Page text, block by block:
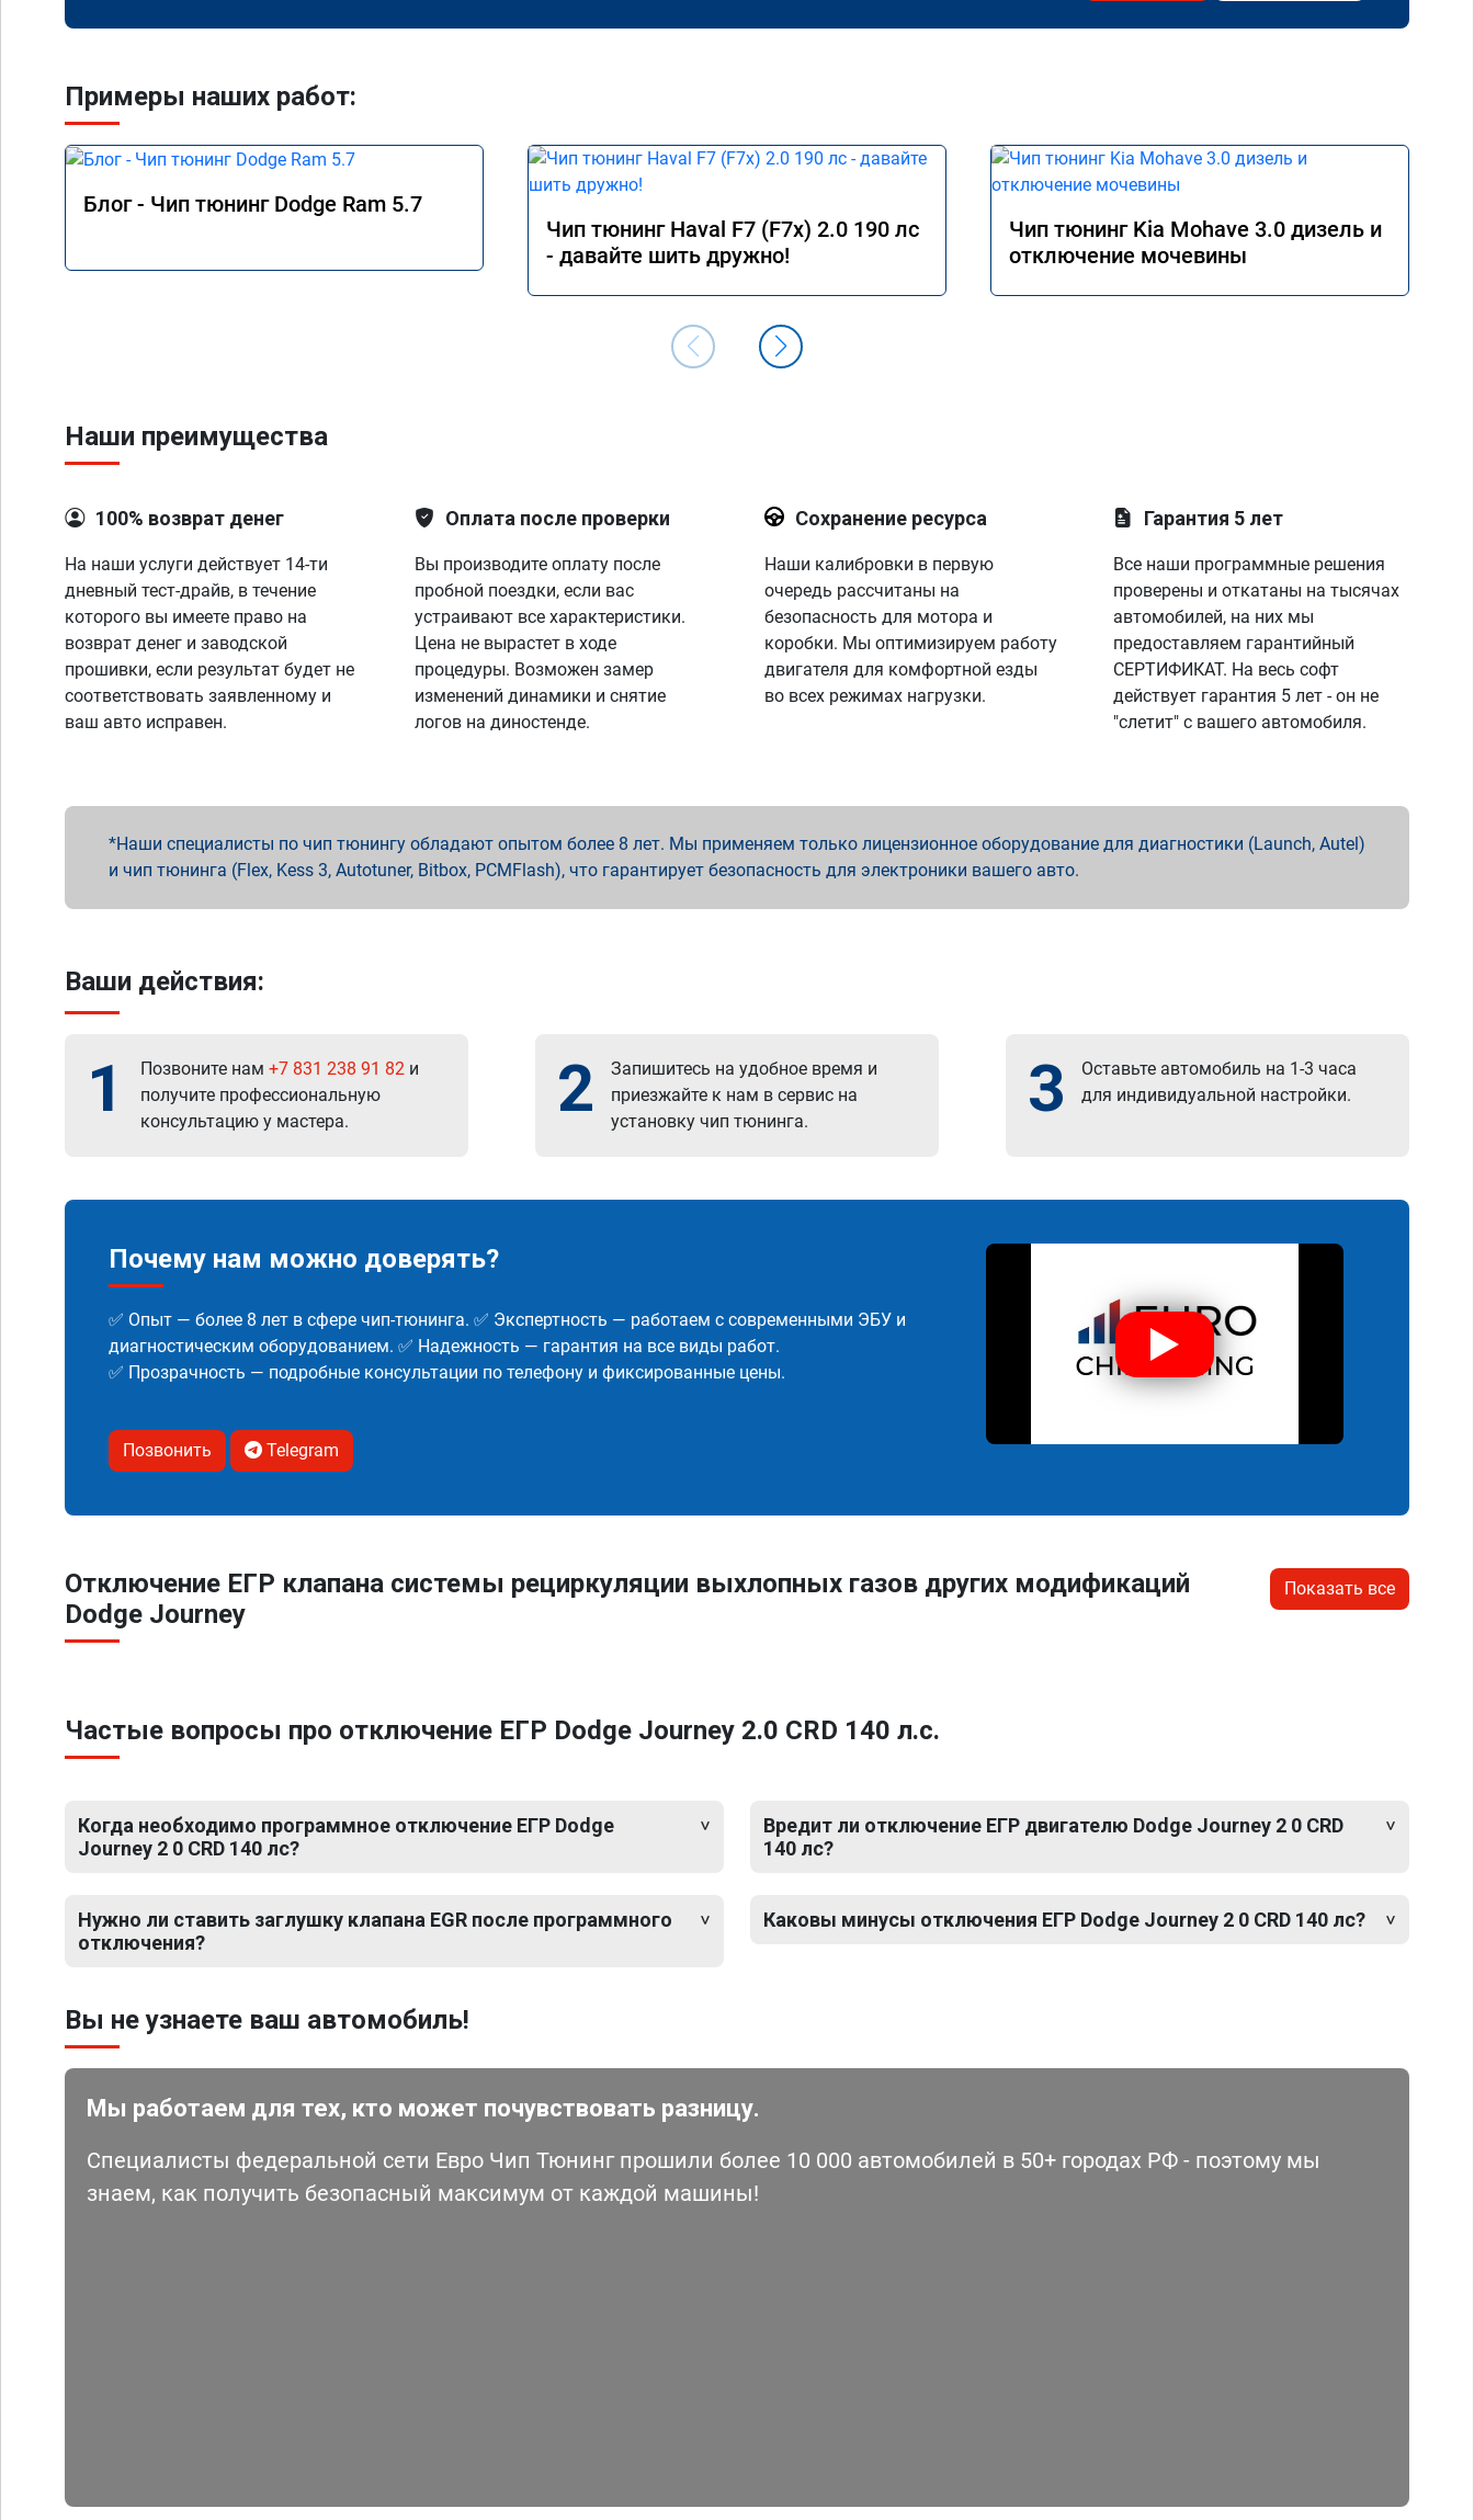
Примеры наших работ:
Блог - Чип тюнинг Dodge Ram 5.7
Чип тюнинг Haval F7 (F7x) 2.0 190 лс
- давайте шить дружно!
Чип тюнинг Kia Mohave 3.0 дизель и
отключение мочевины
Наши преимущества
100% возврат денег
На наши услуги действует 14-ти
дневный тест-драйв, в течение
которого вы имеете право на
возврат денег и заводской
прошивки, если результат будет не
соответствовать заявленному и
ваш авто исправен.
Оплата после проверки
Вы производите оплату после
пробной поездки, если вас
устраивают все характеристики.
Цена не вырастет в ходе
процедуры. Возможен замер
изменений динамики и снятие
логов на диностенде.
Сохранение ресурса
Наши калибровки в первую
очередь рассчитаны на
безопасность для мотора и
коробки. Мы оптимизируем работу
двигателя для комфортной езды
во всех режимах нагрузки.
Гарантия 5 лет
Все наши программные решения
проверены и откатаны на тысячах
автомобилей, на них мы
предоставляем гарантийный
СЕРТИФИКАТ. На весь софт
действует гарантия 5 лет - он не
"слетит" с вашего автомобиля.
Наши специалисты по чип тюнингу обладают опытом более 8 лет. Мы применяем только лицензионное оборудование для диагностики (Launch, Autel)
и чип тюнинга (Flex, Kess 3, Autotuner, Bitbox, PCMFlash), что гарантирует безопасность для электроники вашего авто.
Ваши действия:
1 Позвоните нам +7 831 238 91 82 и
получите профессиональную
консультацию у мастера.
2
Запишитесь на удобное время и
приезжайте к нам в сервис на
установку чип тюнинга.
3
Оставьте автомобиль на 1-3 часа
для индивидуальной настройки.
Почему нам можно доверять?
✅ Опыт — более 8 лет в сфере чип-тюнинга. ✅ Экспертность — работаем с современными ЭБУ и
диагностическим оборудованием. ✅ Надежность — гарантия на все виды работ.
✅ Прозрачность — подробные консультации по телефону и фиксированные цены.
Позвонить Telegram
Отключение ЕГР клапана системы рециркуляции выхлопных газов других модификаций
Dodge Journey
Показать все
Частые вопросы про отключение ЕГР Dodge Journey 2.0 CRD 140 л.с.
Когда необходимо программное отключение ЕГР Dodge
Journey 2 0 CRD 140 лс?
Нужно ли ставить заглушку клапана EGR после программного
отключения?
Вредит ли отключение ЕГР двигателю Dodge Journey 2 0 CRD
140 лс?
Каковы минусы отключения ЕГР Dodge Journey 2 0 CRD 140 лс?
Вы не узнаете ваш автомобиль!
Мы работаем для тех, кто может почувствовать разницу.
Специалисты федеральной сети Евро Чип Тюнинг прошили более 10 000 автомобилей в 50+ городах РФ - поэтому мы
знаем, как получить безопасный максимум от каждой машины!